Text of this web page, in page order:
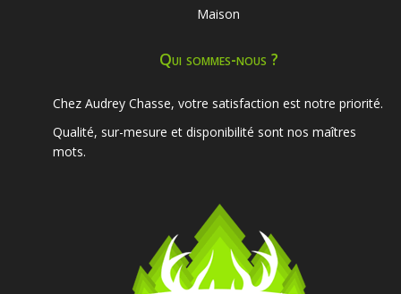
Maison
Qui sommes-nous ?
Chez Audrey Chasse, votre satisfaction est notre priorité.
Qualité, sur-mesure et disponibilité sont nos maîtres
mots.